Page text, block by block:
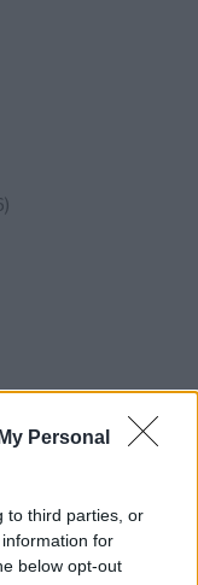
Personal
to third parties, or
for
below opt-out